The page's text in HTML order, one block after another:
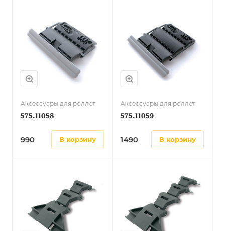
Аксессуары для роллет
575.11058
990 в корзину
Аксессуары для роллет
575.11059
1490 в корзину